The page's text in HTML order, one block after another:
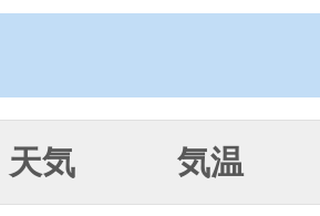
天気 気温